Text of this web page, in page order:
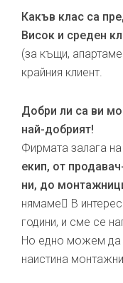
Какъв клас са
Висок и среден
(за къщи,
крайния клиент.
Добри ли са ви
най-добрият!
Фирмата залага на
екип, от
ни, до
нямаме В
години, и сме се
Но едно можем да
наистина